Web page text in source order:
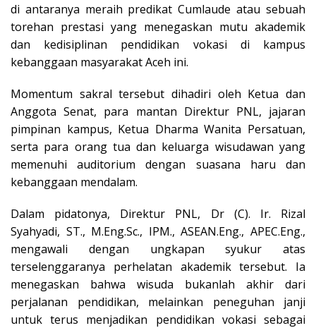
di antaranya meraih predikat Cumlaude atau sebuah
torehan prestasi yang menegaskan mutu akademik
dan kedisiplinan pendidikan vokasi di kampus
kebanggaan masyarakat Aceh ini.
Momentum sakral tersebut dihadiri oleh Ketua dan
Anggota Senat, para mantan Direktur PNL, jajaran
pimpinan kampus, Ketua Dharma Wanita Persatuan,
serta para orang tua dan keluarga wisudawan yang
memenuhi auditorium dengan suasana haru dan
kebanggaan mendalam.
Dalam pidatonya, Direktur PNL, Dr (C). Ir. Rizal
Syahyadi, ST., M.Eng.Sc., IPM., ASEAN.Eng., APEC.Eng.,
mengawali dengan ungkapan syukur atas
terselenggaranya perhelatan akademik tersebut. Ia
menegaskan bahwa wisuda bukanlah akhir dari
perjalanan pendidikan, melainkan peneguhan janji
untuk terus menjadikan pendidikan vokasi sebagai